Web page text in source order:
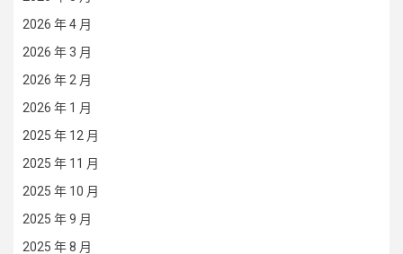
2026 年 4 月
2026 年 3 月
2026 年 2 月
2026 年 1 月
2025 年 12 月
2025 年 11 月
2025 年 10 月
2025 年 9 月
2025 年 8 月